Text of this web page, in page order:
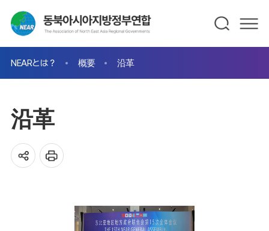
NEARとは？ 概要 沿革
沿革